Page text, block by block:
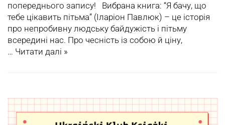
попереднього запису! Вибрана книга: “Я бачу, що
тебе цікавить пітьма” (Іларіон Павлюк) – це історія
про непробивну людську байдужість і пітьму
всередині нас. Про чесність із собою й ціну,
… Читати далі »